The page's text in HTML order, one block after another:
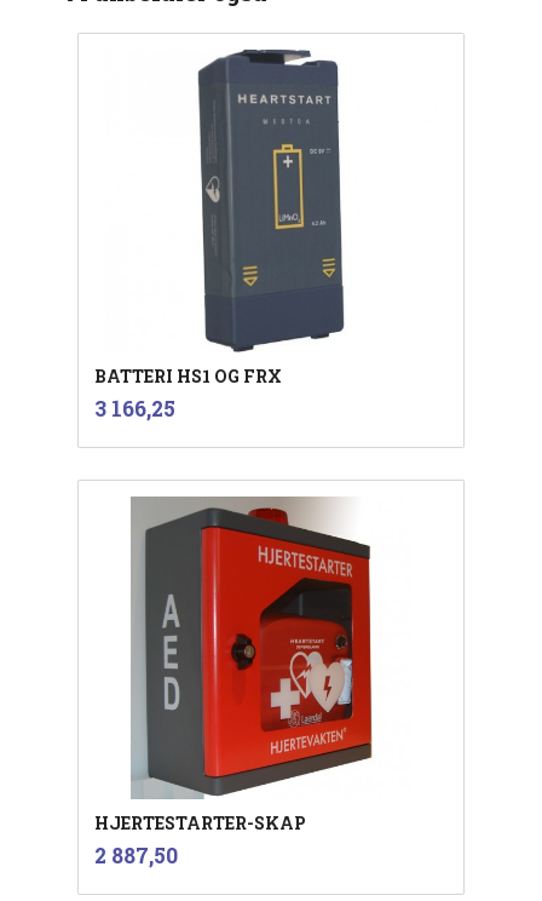
BATTERI HS1 OG FRX
Pris
3 166,25inkl.
mva.
HJERTESTARTER-SKAP
Pris
2 887,50mva.